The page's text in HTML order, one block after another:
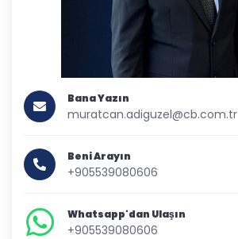
Bana Yazın
muratcan.adiguzel@cb.com.tr
Beni Arayın
+905539080606
Whatsapp'dan Ulaşın
+905539080606